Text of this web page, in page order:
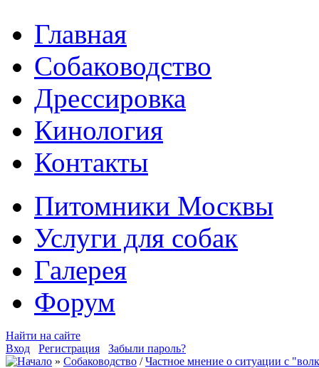
Главная
Собаководство
Дрессировка
Кинология
Контакты
Питомники Москвы
Услуги для собак
Галерея
Форум
Найти на сайте
Вход
Регистрация
Забыли пароль?
» Собаководство /Частное мнение о ситуации с